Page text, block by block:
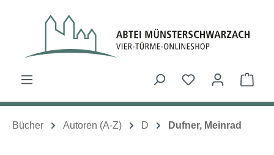
Zum Hauptinhalt springen
Du hast 0
Bücher Autoren (A-Z) D Dufner, Meinrad